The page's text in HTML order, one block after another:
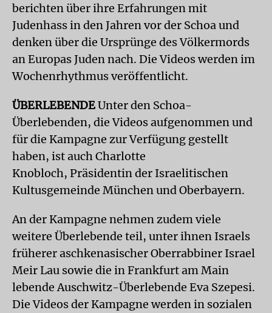
berichten über ihre Erfahrungen mit
Judenhass in den Jahren vor der Schoa und
denken über die Ursprünge des Völkermords
an Europas Juden nach. Die Videos werden im
Wochenrhythmus veröffentlicht.
ÜBERLEBENDEUnter den Schoa-
Überlebenden, die Videos aufgenommen und
für die Kampagne zur Verfügung gestellt
haben, ist auch Charlotte
Knobloch, Präsidentin der Israelitischen
Kultusgemeinde München und Oberbayern.
An der Kampagne nehmen zudem viele
weitere Überlebende teil, unter ihnen Israels
früherer aschkenasischer Oberrabbiner Israel
Meir Lau sowie die in Frankfurt am Main
lebende Auschwitz-Überlebende Eva Szepesi.
Die Videos der Kampagne werden in sozialen